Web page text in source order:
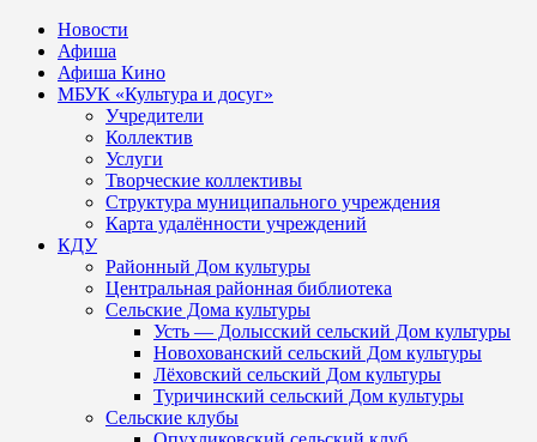
Новости
Афиша
Афиша Кино
МБУК «Культура и досуг»
Учредители
Коллектив
Услуги
Творческие коллективы
Структура муниципального учреждения
Карта удалённости учреждений
КДУ
Районный Дом культуры
Центральная районная библиотека
Сельские Дома культуры
Усть — Долысский сельский Дом культуры
Новохованский сельский Дом культуры
Лёховский сельский Дом культуры
Туричинский сельский Дом культуры
Сельские клубы